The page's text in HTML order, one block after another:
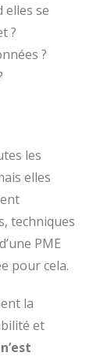
elles se
?
?
les
elles
techniques
PME
pour cela.
la
et